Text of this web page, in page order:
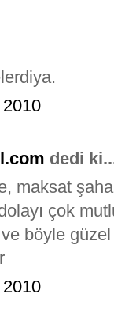
dedi
maksat
çok
böyle